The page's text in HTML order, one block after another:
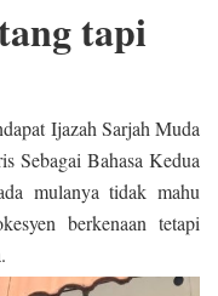
tapi
Ijazah Sarjah Muda
Sebagai Bahasa Kedua
mulanya tidak mahu
berkenaan tetapi